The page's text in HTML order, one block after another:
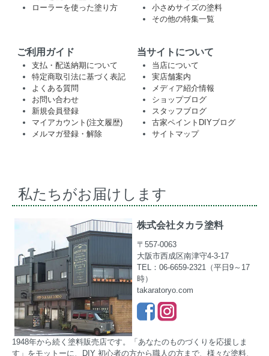
ローラーを使った塗り方
小さめサイズの塗料
その他の特集一覧
ご利用ガイド
支払・配送納期について
特定商取引法に基づく表記
よくある質問
お問い合わせ
新規会員登録
マイアカウント(注文履歴)
メルマガ登録・解除
当サイトについて
当店について
実店舗案内
メディア紹介情報
ショップブログ
スタッフブログ
古家ペイントDIYブログ
サイトマップ
私たちがお届けします
株式会社タカラ塗料
〒557-0063
大阪市西成区南津守4-3-17
TEL：06-6659-2321（平日9～17
時）
takaratoryo.com
1948年から続く塗料販売店です。「あなたのものづくりを応援しま
す」をモットーに、DIY 初心者の方から職人の方まで、様々な塗料、